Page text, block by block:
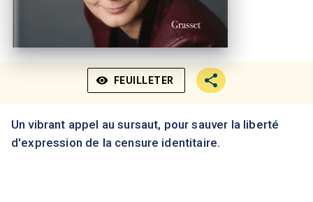
visibility FEUILLETER
Un vibrant appel au sursaut, pour sauver la liberté
d'expression de la censure identitaire.